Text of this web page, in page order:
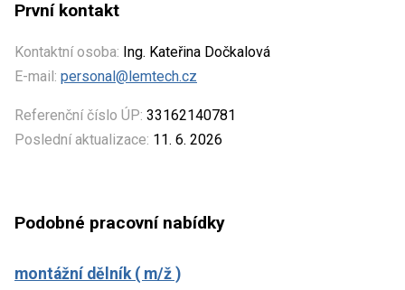
První kontakt
Kontaktní osoba: Ing. Kateřina Dočkalová
E-mail: personal@lemtech.cz
Referenční číslo ÚP: 33162140781
Poslední aktualizace: 11. 6. 2026
Podobné pracovní nabídky
montážní dělník ( m/ž )